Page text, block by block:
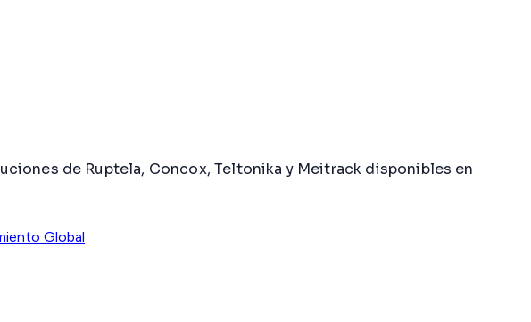
de Ruptela, Concox, Teltonika y Meitrack disponibles en
Global